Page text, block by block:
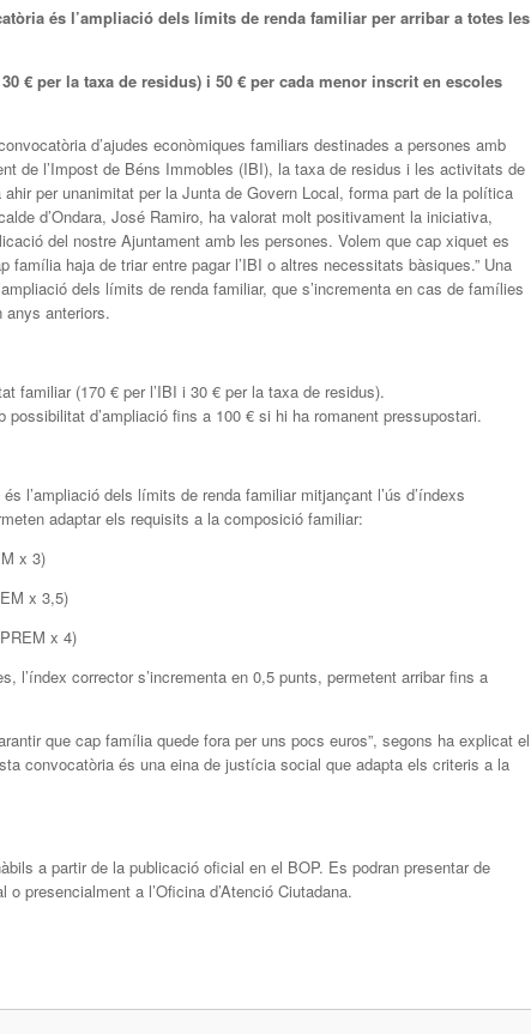
és l’ampliació dels límits de renda familiar per arribar a totes les
€ per la taxa de residus) i 50 € per cada menor inscrit en escoles
d’ajudes econòmiques familiars destinades a persones amb
de l’Impost de Béns Immobles (IBI), la taxa de residus i les activitats de
per unanimitat per la Junta de Govern Local, forma part de la política
d’Ondara, José Ramiro, ha valorat molt positivament la iniciativa,
del nostre Ajuntament amb les persones. Volem que cap xiquet es
haja de triar entre pagar l’IBI o altres necessitats bàsiques.” Una
dels límits de renda familiar, que s’incrementa en cas de famílies
anys anteriors.
familiar (170 € per l’IBI i 30 € per la taxa de residus).
d’ampliació fins a 100 € si hi ha romanent pressupostari.
l’ampliació dels límits de renda familiar mitjançant l’ús d’índexs
adaptar els requisits a la composició familiar:
x 3)
x 3,5)
x 4)
l’índex corrector s’incrementa en 0,5 punts, permetent arribar fins a
que cap família quede fora per uns pocs euros”, segons ha explicat el
convocatòria és una eina de justícia social que adapta els criteris a la
a partir de la publicació oficial en el BOP. Es podran presentar de
presencialment a l’Oficina d’Atenció Ciutadana.